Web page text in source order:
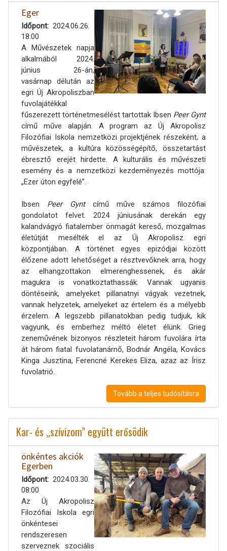
Eger
Időpont
2024.06.26.
18:00
A Művészetek napja
alkalmából 2024.
június 26-án,
vasárnap délután az
egri Új Akropoliszban
fuvolajátékkal
fűszerezett történetmesélést tartottak Ibsen Peer Gynt
című műve alapján. A program az Új Akropolisz
Filozófiai Iskola nemzetközi projektjének részeként, a
művészetek, a kultúra közösségépítő, összetartást
ébresztő erejét hirdette. A kulturális és művészeti
esemény és a nemzetközi kezdeményezés mottója:
„Ezer úton egyfelé”.
Ibsen Peer Gynt című műve számos filozófiai
gondolatot felvet. 2024 júniusának derekán egy
kalandvágyó fiatalember önmagát kereső, mozgalmas
életútját mesélték el az Új Akropolisz egri
központjában. A történet egyes epizódjai között
élőzene adott lehetőséget a résztvevőknek arra, hogy
az elhangzottakon elmerenghessenek, és akár
magukra is vonatkoztathassák. Vannak ugyanis
döntéseink, amelyeket pillanatnyi vágyak vezetnek,
vannak helyzetek, amelyeket az értelem és a mélyebb
érzelem. A legszebb pillanatokban pedig tudjuk, kik
vagyunk, és emberhez méltó életet élünk. Grieg
zeneművének bizonyos részleteit három fuvolára írta
át három fiatal fuvolatanárnő, Bodnár Angéla, Kovács
Kinga Jusztina, Ferencné Kerekes Eliza, azaz az Írisz
fuvolatrió.
Tovább a teljes tudósításra
Kar- és „szívizom” együtt erősödik
önkéntes akciók
Egerben
Időpont
2024.03.30.
08:00
Az Új Akropolisz
Filozófiai Iskola egri
önkéntesei
rendszeresen
szerveznek szociális